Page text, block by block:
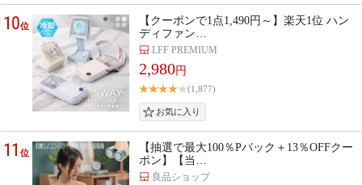
10位
【クーポンで1点1,490円～】楽天1位 ハン
ディファン…
LFF PREMIUM
2,980円
(1,877)
11位
【抽選で最大100％Pバック＋13％OFFクー
ポン】【当…
良品ショップ